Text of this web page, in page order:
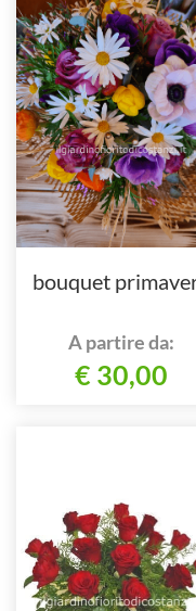
bouquet
A partire da:
€ 30,00